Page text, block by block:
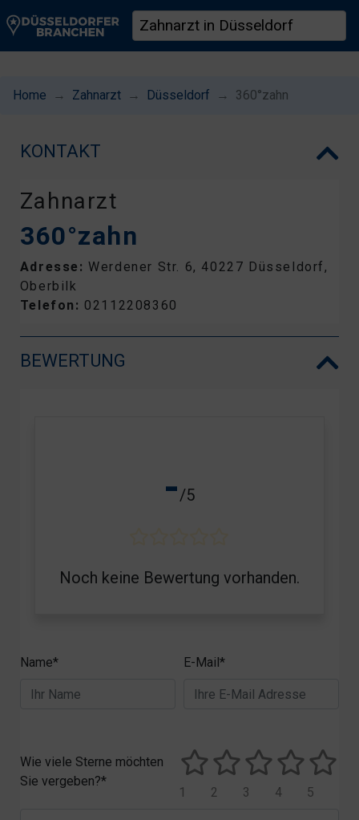
Home Zahnarzt Düsseldorf 360°zahn
KONTAKT
Zahnarzt
360°zahn
Adresse:Werdener Str. 6, 40227 Düsseldorf,
Oberbilk
Telefon: 02112208360
BEWERTUNG
-/5
Noch keine Bewertung vorhanden.
Name* E-Mail*
Wie viele Sterne möchten
Sie vergeben?*
5
4
3
2
1